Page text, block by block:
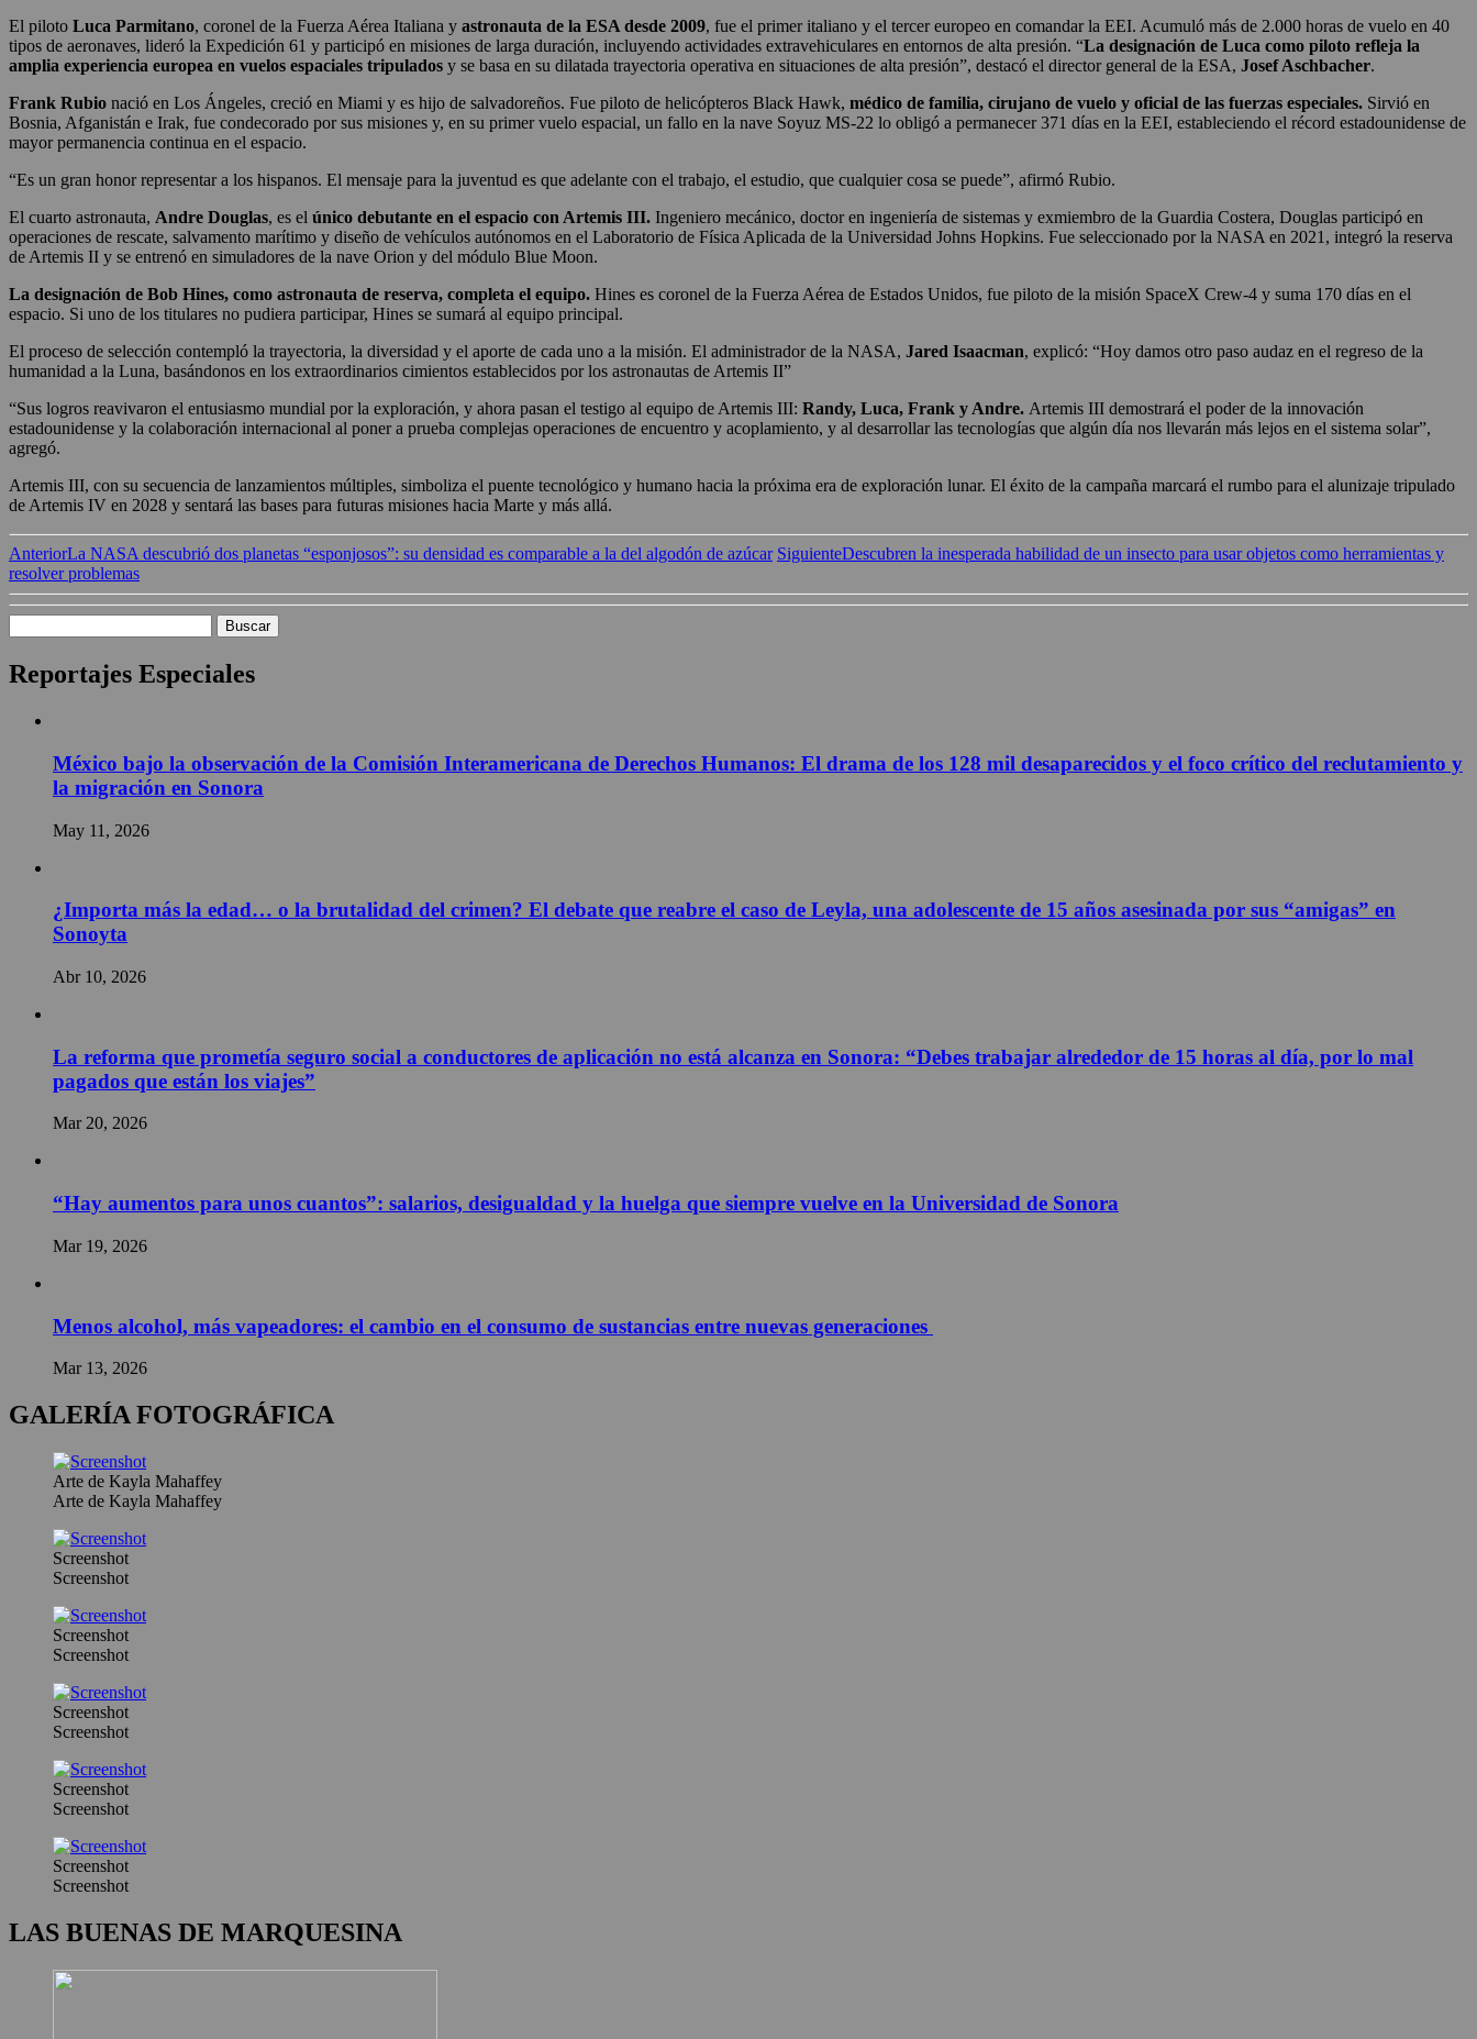
El piloto Luca Parmitano, coronel de la Fuerza Aérea Italiana y astronauta de la ESA desde 2009, fue el primer italiano y el tercer europeo en comandar la EEI. Acumuló más de 2.000 horas de vuelo en 40
tipos de aeronaves, lideró la Expedición 61 y participó en misiones de larga duración, incluyendo actividades extravehiculares en entornos de alta presión. “La designación de Luca como piloto refleja la
amplia experiencia europea en vuelos espaciales tripulados y se basa en su dilatada trayectoria operativa en situaciones de alta presión”, destacó el director general de la ESA, Josef Aschbacher.
Frank Rubio nació en Los Ángeles, creció en Miami y es hijo de salvadoreños. Fue piloto de helicópteros Black Hawk, médico de familia, cirujano de vuelo y oficial de las fuerzas especiales. Sirvió en
Bosnia, Afganistán e Irak, fue condecorado por sus misiones y, en su primer vuelo espacial, un fallo en la nave Soyuz MS-22 lo obligó a permanecer 371 días en la EEI, estableciendo el récord estadounidense de
mayor permanencia continua en el espacio.
“Es un gran honor representar a los hispanos. El mensaje para la juventud es que adelante con el trabajo, el estudio, que cualquier cosa se puede”, afirmó Rubio.
El cuarto astronauta, Andre Douglas, es el único debutante en el espacio con Artemis III. Ingeniero mecánico, doctor en ingeniería de sistemas y exmiembro de la Guardia Costera, Douglas participó en
operaciones de rescate, salvamento marítimo y diseño de vehículos autónomos en el Laboratorio de Física Aplicada de la Universidad Johns Hopkins. Fue seleccionado por la NASA en 2021, integró la reserva
de Artemis II y se entrenó en simuladores de la nave Orion y del módulo Blue Moon.
La designación de Bob Hines, como astronauta de reserva, completa el equipo. Hines es coronel de la Fuerza Aérea de Estados Unidos, fue piloto de la misión SpaceX Crew-4 y suma 170 días en el
espacio. Si uno de los titulares no pudiera participar, Hines se sumará al equipo principal.
El proceso de selección contempló la trayectoria, la diversidad y el aporte de cada uno a la misión. El administrador de la NASA, Jared Isaacman, explicó: “Hoy damos otro paso audaz en el regreso de la
humanidad a la Luna, basándonos en los extraordinarios cimientos establecidos por los astronautas de Artemis II”
“Sus logros reavivaron el entusiasmo mundial por la exploración, y ahora pasan el testigo al equipo de Artemis III: Randy, Luca, Frank y Andre. Artemis III demostrará el poder de la innovación
estadounidense y la colaboración internacional al poner a prueba complejas operaciones de encuentro y acoplamiento, y al desarrollar las tecnologías que algún día nos llevarán más lejos en el sistema solar”,
agregó.
Artemis III, con su secuencia de lanzamientos múltiples, simboliza el puente tecnológico y humano hacia la próxima era de exploración lunar. El éxito de la campaña marcará el rumbo para el alunizaje tripulado
de Artemis IV en 2028 y sentará las bases para futuras misiones hacia Marte y más allá.
AnteriorLa NASA descubrió dos planetas “esponjosos”: su densidad es comparable a la del algodón de azúcar SiguienteDescubren la inesperada habilidad de un insecto para usar objetos como herramientas y
resolver problemas
Reportajes Especiales
México bajo la observación de la Comisión Interamericana de Derechos Humanos: El drama de los 128 mil desaparecidos y el foco crítico del reclutamiento y
la migración en Sonora
May 11, 2026
¿Importa más la edad… o la brutalidad del crimen? El debate que reabre el caso de Leyla, una adolescente de 15 años asesinada por sus “amigas” en
Sonoyta
Abr 10, 2026
La reforma que prometía seguro social a conductores de aplicación no está alcanza en Sonora: “Debes trabajar alrededor de 15 horas al día, por lo mal
pagados que están los viajes”
Mar 20, 2026
“Hay aumentos para unos cuantos”: salarios, desigualdad y la huelga que siempre vuelve en la Universidad de Sonora
Mar 19, 2026
Menos alcohol, más vapeadores: el cambio en el consumo de sustancias entre nuevas generaciones
Mar 13, 2026
GALERÍA FOTOGRÁFICA
Arte de Kayla Mahaffey
Arte de Kayla Mahaffey
Screenshot
Screenshot
Screenshot
Screenshot
Screenshot
Screenshot
Screenshot
Screenshot
Screenshot
Screenshot
LAS BUENAS DE MARQUESINA